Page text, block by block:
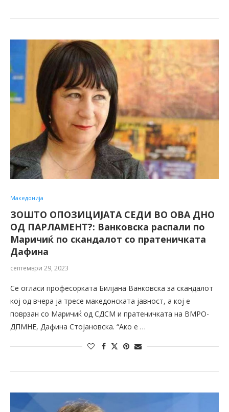
Македонија
ЗОШТО ОПОЗИЦИЈАТА СЕДИ ВО ОВА ДНО
ОД ПАРЛАМЕНТ?: Ванковска распали по
Маричиќ по скандалот со пратеничката
Дафина
септември 29, 2023
Се огласи професорката Билјана Ванковска за скандалот
кој од вчера ја тресе македонската јавност, а кој е
поврзан со Маричиќ од СДСМ и пратеничката на ВМРО-
ДПМНЕ, Дафина Стојановска. “Ако е …